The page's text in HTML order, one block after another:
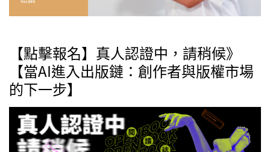
【點擊報名】真人認證中，請稍候》
【當AI進入出版鏈：創作者與版權市場
的下一步】